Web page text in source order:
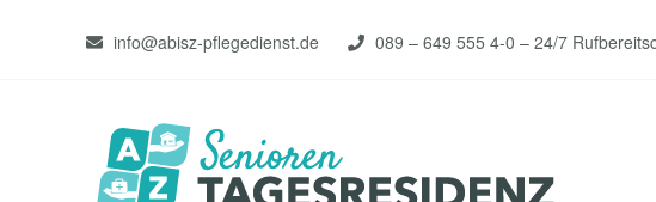
info@abisz-pflegedienst.de 089 – 649 555 4-0 – 24/7